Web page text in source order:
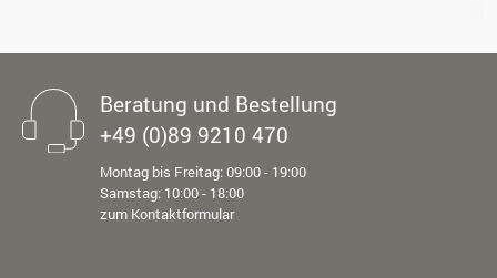
Beratung und Bestellung
+49 (0)89 9210 470
Montag bis Freitag: 09:00 - 19:00
Samstag: 10:00 - 18:00
zum Kontaktformular